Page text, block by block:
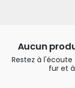
Aucun
Restez à
fur et